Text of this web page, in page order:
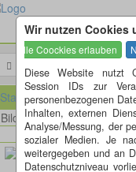
Wir nutzen Cookies
Diese Website nutzt
Session IDs zur
personenbezogenen
Inhalten, externen
Analyse/Messung, der
sozialer Medien. Je
weitergegeben und an
Datenschutzniveau
Startseite
Bild 112 von 335Bilder